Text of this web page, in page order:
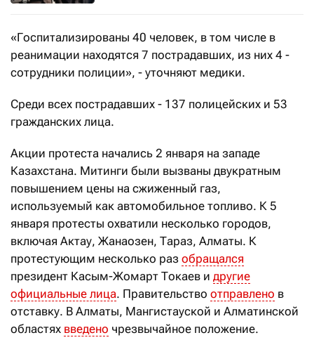
«Госпитализированы 40 человек, в том числе в
реанимации находятся 7 пострадавших, из них 4 -
сотрудники полиции», - уточняют медики.
Среди всех пострадавших - 137 полицейских и 53
гражданских лица.
Акции протеста начались 2 января на западе
Казахстана. Митинги были вызваны двукратным
повышением цены на сжиженный газ,
используемый как автомобильное топливо. К 5
января протесты охватили несколько городов,
включая Актау, Жанаозен, Тараз, Алматы. К
протестующим несколько раз обращался
президент Касым-Жомарт Токаев и другие
официальные лица. Правительство отправлено в
отставку. В Алматы, Мангистауской и Алматинской
областях введено чрезвычайное положение.